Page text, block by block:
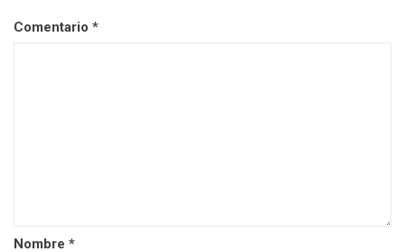
Comentario *
Nombre *